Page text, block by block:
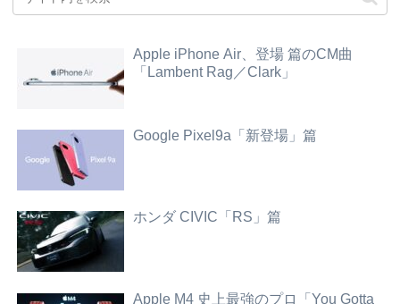
Apple iPhone Air、登場 篇のCM曲
「Lambent Rag／Clark」
Google Pixel9a「新登場」篇
ホンダ CIVIC「RS」篇
Apple M4 史上最強のプロ「You Gotta